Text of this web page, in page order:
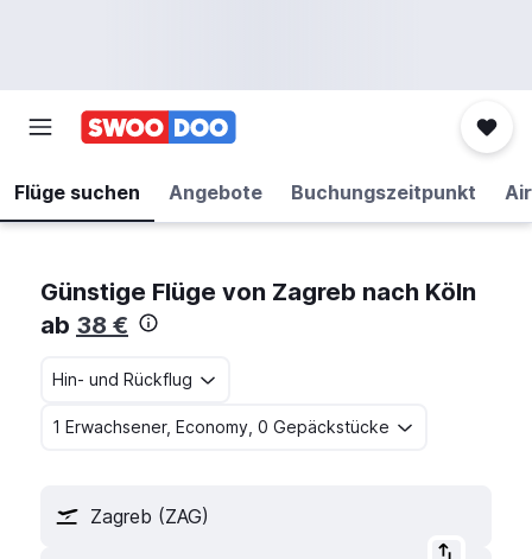
Flüge suchen Angebote Buchungszeitpunkt
Günstige Flüge von Zagreb nach Köln
ab 38 €
Hin- und Rückflug
1 Erwachsener, Economy, 0 Gepäckstücke
Zagreb (ZAG)